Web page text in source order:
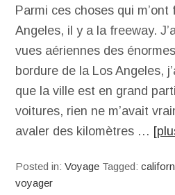
Parmi ces choses qui m’ont
Angeles, il y a la freeway.
vues aériennes des
bordure de la Los Angeles,
que la ville est en grand
voitures, rien ne m’avait
avaler des kilomètres …
Posted in:Voyage Tagged:
voyager